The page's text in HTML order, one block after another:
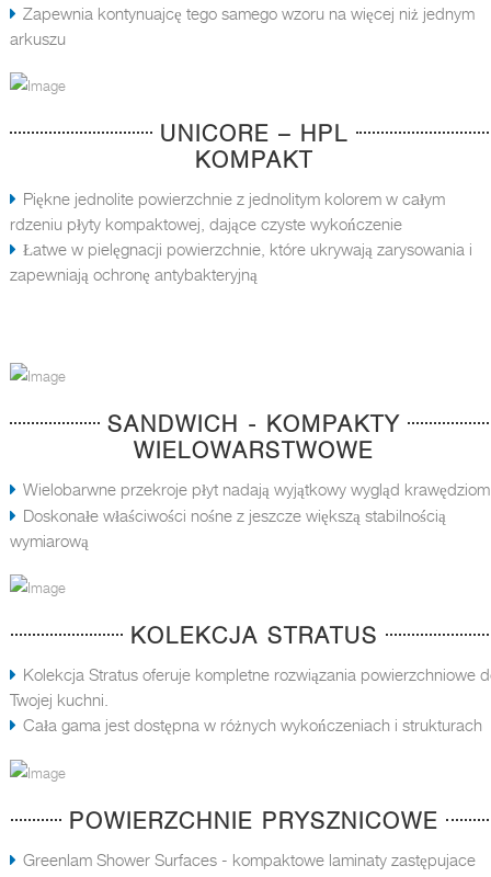
Zapewnia kontynuajcę tego samego wzoru na więcej niż jednym
arkuszu
UNICORE – HPL
KOMPAKT
Piękne jednolite powierzchnie z jednolitym kolorem w całym
rdzeniu płyty kompaktowej, dające czyste wykończenie
Łatwe w pielęgnacji powierzchnie, które ukrywają zarysowania i
zapewniają ochronę antybakteryjną
SANDWICH - KOMPAKTY
WIELOWARSTWOWE
Wielobarwne przekroje płyt nadają wyjątkowy wygląd krawędziom
Doskonałe właściwości nośne z jeszcze większą stabilnością
wymiarową
KOLEKCJA STRATUS
Kolekcja Stratus oferuje kompletne rozwiązania powierzchniowe
Twojej kuchni.
Cała gama jest dostępna w różnych wykończeniach i strukturach
POWIERZCHNIE PRYSZNICOWE
Greenlam Shower Surfaces - kompaktowe laminaty zastępujace